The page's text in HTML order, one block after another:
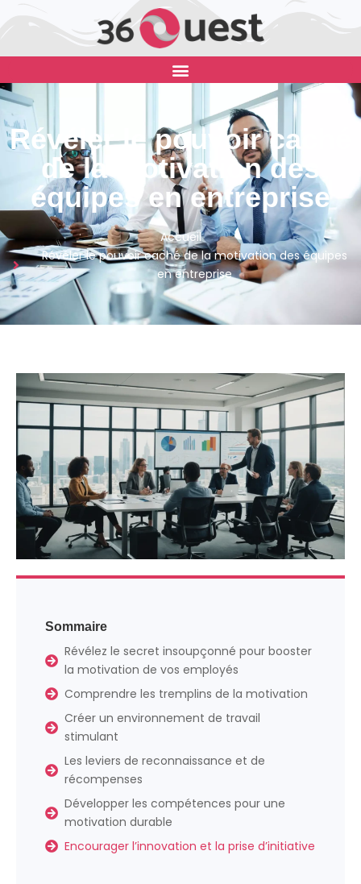
Révéler le pouvoir caché
de la motivation des
équipes en entreprise
Accueil
Révéler le pouvoir caché de la motivation des équipes
en entreprise
Sommaire
Révélez le secret insoupçonné pour booster
la motivation de vos employés
Comprendre les tremplins de la motivation
Créer un environnement de travail
stimulant
Les leviers de reconnaissance et de
récompenses
Développer les compétences pour une
motivation durable
Encourager l’innovation et la prise d’initiative